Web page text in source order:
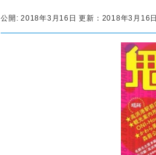
公開: 2018年3月16日 更新： 2018年3月16日